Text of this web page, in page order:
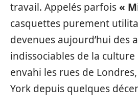
travail. Appelés parfois «
casquettes purement
devenues aujourd’hui des
indissociables de la
envahi les rues de
York depuis quelques